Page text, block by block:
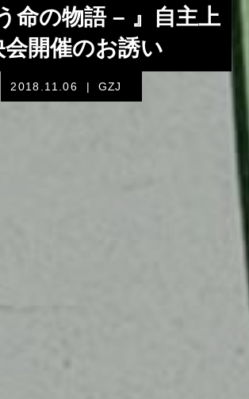
命の物語 – 』自主上
会開催のお誘い
2018.11.06 | GZJ